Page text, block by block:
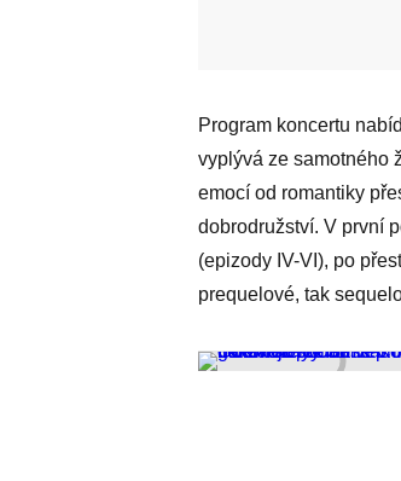
Program koncertu
vyplývá ze samotného
emocí od romantiky
dobrodružství. V první
(epizody IV-VI), po
prequelové, tak